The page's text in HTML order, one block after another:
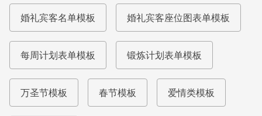
婚礼宾客名单模板 婚礼宾客座位图表单模板
每周计划表单模板 锻炼计划表单模板
万圣节模板 春节模板 爱情类模板